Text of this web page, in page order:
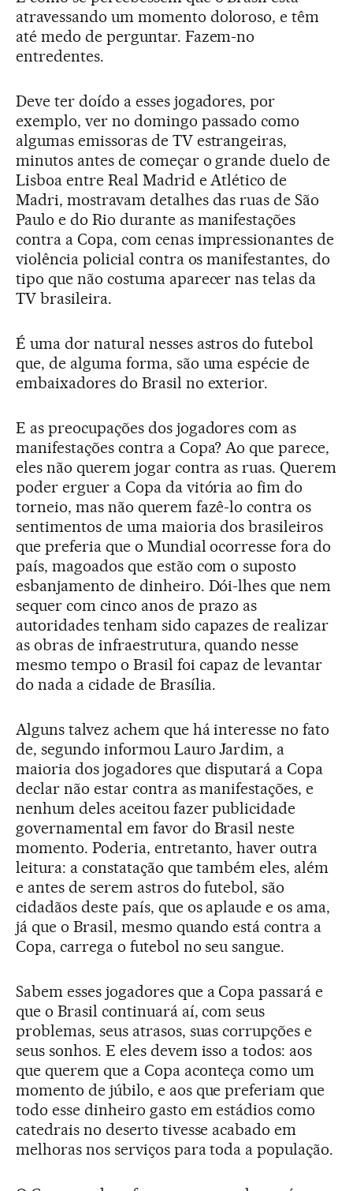
atravessando um momento doloroso, e têm
até medo de perguntar. Fazem-no
entredentes.
Deve ter doído a esses jogadores, por
exemplo, ver no domingo passado como
algumas emissoras de TV estrangeiras,
minutos antes de começar o grande duelo de
Lisboa entre Real Madrid e Atlético de
Madri, mostravam detalhes das ruas de São
Paulo e do Rio durante as manifestações
contra a Copa, com cenas impressionantes de
violência policial contra os manifestantes, do
tipo que não costuma aparecer nas telas da
TV brasileira.
É uma dor natural nesses astros do futebol
que, de alguma forma, são uma espécie de
embaixadores do Brasil no exterior.
E as preocupações dos jogadores com as
manifestações contra a Copa? Ao que parece,
eles não querem jogar contra as ruas. Querem
poder erguer a Copa da vitória ao fim do
torneio, mas não querem fazê-lo contra os
sentimentos de uma maioria dos brasileiros
que preferia que o Mundial ocorresse fora do
país, magoados que estão com o suposto
esbanjamento de dinheiro. Dói-lhes que nem
sequer com cinco anos de prazo as
autoridades tenham sido capazes de realizar
as obras de infraestrutura, quando nesse
mesmo tempo o Brasil foi capaz de levantar
do nada a cidade de Brasília.
Alguns talvez achem que há interesse no fato
de, segundo informou Lauro Jardim, a
maioria dos jogadores que disputará a Copa
declar não estar contra as manifestações, e
nenhum deles aceitou fazer publicidade
governamental em favor do Brasil neste
momento. Poderia, entretanto, haver outra
leitura: a constatação que também eles, além
e antes de serem astros do futebol, são
cidadãos deste país, que os aplaude e os ama,
já que o Brasil, mesmo quando está contra a
Copa, carrega o futebol no seu sangue.
Sabem esses jogadores que a Copa passará e
que o Brasil continuará aí, com seus
problemas, seus atrasos, suas corrupções e
seus sonhos. E eles devem isso a todos: aos
que querem que a Copa aconteça como um
momento de júbilo, e aos que preferiam que
todo esse dinheiro gasto em estádios como
catedrais no deserto tivesse acabado em
melhoras nos serviços para toda a população.